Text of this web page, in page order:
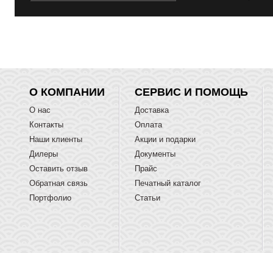
О КОМПАНИИ
О нас
Контакты
Наши клиенты
Дилеры
Оставить отзыв
Обратная связь
Портфолио
СЕРВИС И ПОМОЩЬ
Доставка
Оплата
Акции и подарки
Документы
Прайс
Печатный каталог
Статьи